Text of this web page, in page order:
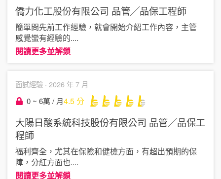
僑力化工股份有限公司 品管╱品保工程師
簡單問先前工作經驗，就會開始介紹工作內容，主管
感覺蠻有經驗的....
閱讀更多並解鎖
面試經驗 · 2026 年 7 月
0 ~ 6萬 / 月4.5分
大陽日酸系統科技股份有限公司 品管╱品保工
程師
福利齊全，尤其在保險和健檢方面，有超出預期的保
障，分紅方面也....
閱讀更多並解鎖